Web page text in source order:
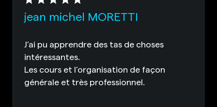
jean michel MORETTI
J’ai pu apprendre des tas de choses
intéressantes.
Les cours et l’organisation de façon
générale et très professionnel.